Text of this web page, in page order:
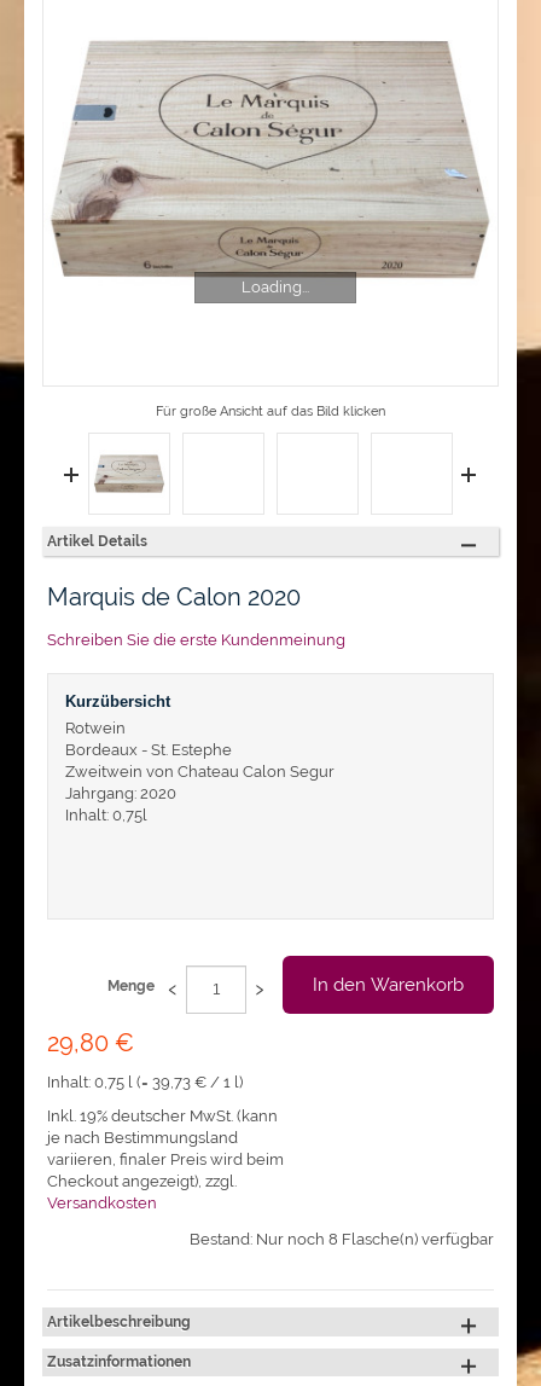
Loading...
Für große Ansicht auf das Bild klicken
Artikel Details
Marquis de Calon 2020
Schreiben Sie die erste Kundenmeinung
Kurzübersicht
Rotwein
Bordeaux - St. Estephe
Zweitwein von Chateau Calon Segur
Jahrgang: 2020
Inhalt: 0,75l
Menge ›
‹ In den Warenkorb
29,80 €
Inhalt: 0,75 l (= 39,73 €/ 1 l)
Inkl. 19% deutscher MwSt. (kann
je nach Bestimmungsland
variieren, finaler Preis wird beim
Checkout angezeigt), zzgl.
Versandkosten
Bestand: Nur noch 8 Flasche(n) verfügbar
Artikelbeschreibung
Zusatzinformationen